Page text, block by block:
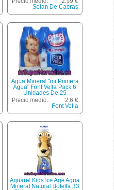
Solan De Cabras
Agua Mineral "mi Primera
Agua" Font Vella Pack 6
Unidades De 25
Centilitros
Precio medio:
2.6 €
Font Vella
Aquarel Kids Ice Age Agua
Mineral Natural Botella 33